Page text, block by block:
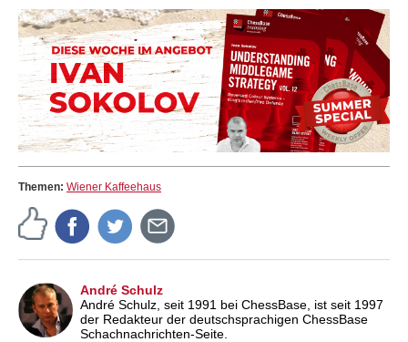
Themen: Wiener Kaffeehaus
André Schulz
André Schulz, seit 1991 bei ChessBase, ist seit 1997
der Redakteur der deutschsprachigen ChessBase
Schachnachrichten-Seite.